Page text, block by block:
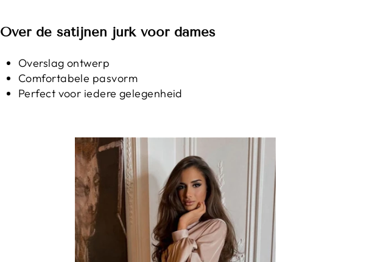
Over de satijnen jurk voor dames
Overslag ontwerp
Comfortabele pasvorm
Perfect voor iedere gelegenheid